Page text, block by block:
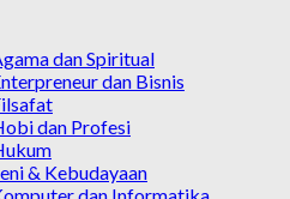
dan Spiritual
dan Bisnis
dan Profesi
& Kebudayaan